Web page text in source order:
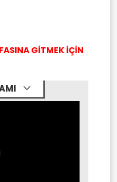
GİTMEK İÇİN